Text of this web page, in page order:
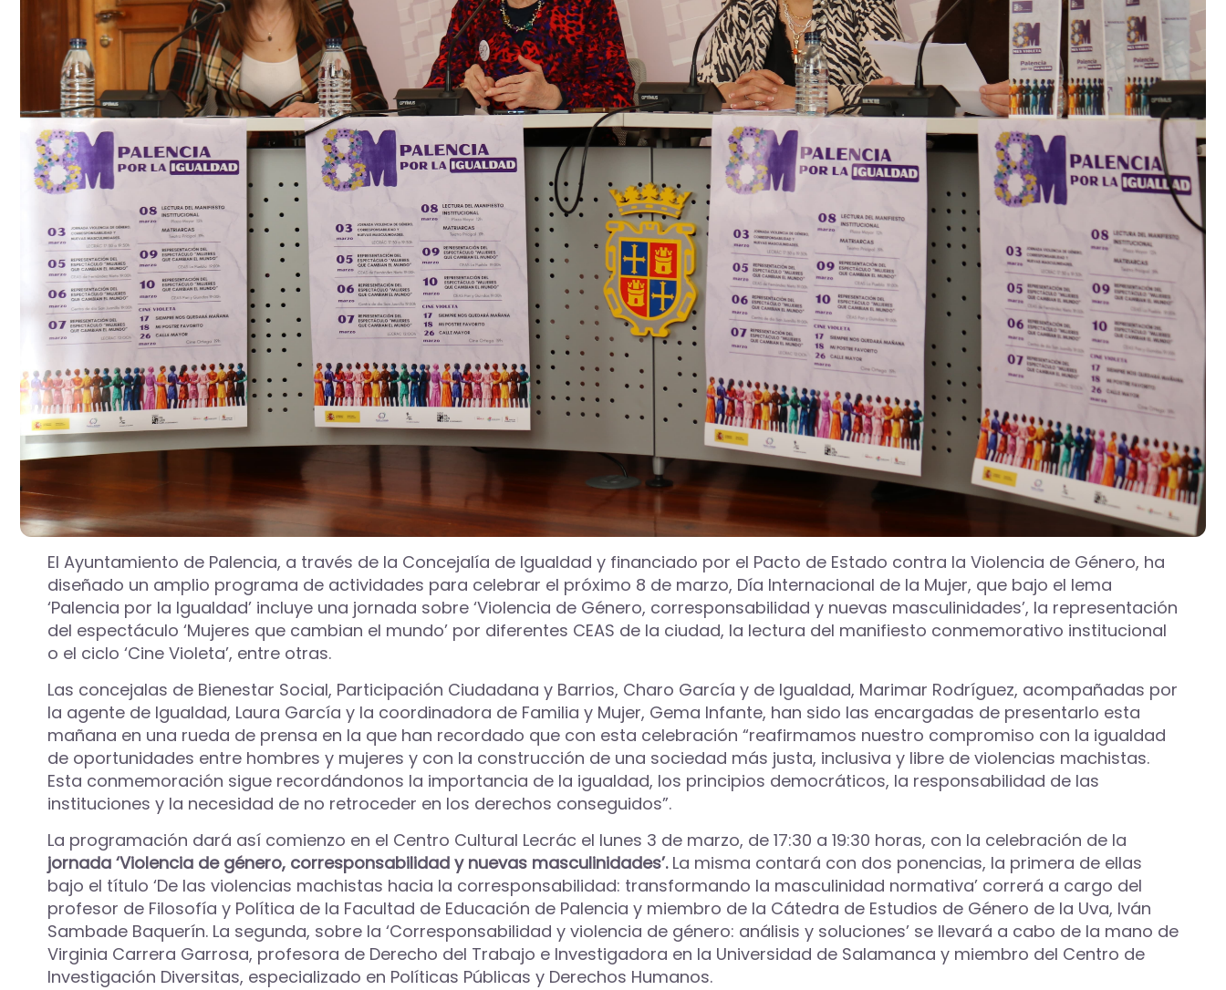
El Ayuntamiento de Palencia, a través de la Concejalía de Igualdad y financiado por el Pacto de Estado contra la Violencia de Género, ha
diseñado un amplio programa de actividades para celebrar el próximo 8 de marzo, Día Internacional de la Mujer, que bajo el lema
‘Palencia por la Igualdad’ incluye una jornada sobre ‘Violencia de Género, corresponsabilidad y nuevas masculinidades’, la representación
del espectáculo ‘Mujeres que cambian el mundo’ por diferentes CEAS de la ciudad, la lectura del manifiesto conmemorativo institucional
o el ciclo ‘Cine Violeta’, entre otras.
Las concejalas de Bienestar Social, Participación Ciudadana y Barrios, Charo García y de Igualdad, Marimar Rodríguez, acompañadas por
la agente de Igualdad, Laura García y la coordinadora de Familia y Mujer, Gema Infante, han sido las encargadas de presentarlo esta
mañana en una rueda de prensa en la que han recordado que con esta celebración “reafirmamos nuestro compromiso con la igualdad
de oportunidades entre hombres y mujeres y con la construcción de una sociedad más justa, inclusiva y libre de violencias machistas.
Esta conmemoración sigue recordándonos la importancia de la igualdad, los principios democráticos, la responsabilidad de las
instituciones y la necesidad de no retroceder en los derechos conseguidos”.
La programación dará así comienzo en el Centro Cultural Lecrác el lunes 3 de marzo, de 17:30 a 19:30 horas, con la celebración de la
jornada ‘Violencia de género, corresponsabilidad y nuevas masculinidades’. La misma contará con dos ponencias, la primera de ellas
bajo el título ‘De las violencias machistas hacia la corresponsabilidad: transformando la masculinidad normativa’ correrá a cargo del
profesor de Filosofía y Política de la Facultad de Educación de Palencia y miembro de la Cátedra de Estudios de Género de la Uva, Iván
Sambade Baquerín. La segunda, sobre la ‘Corresponsabilidad y violencia de género: análisis y soluciones’ se llevará a cabo de la mano de
Virginia Carrera Garrosa, profesora de Derecho del Trabajo e Investigadora en la Universidad de Salamanca y miembro del Centro de
Investigación Diversitas, especializado en Políticas Públicas y Derechos Humanos.